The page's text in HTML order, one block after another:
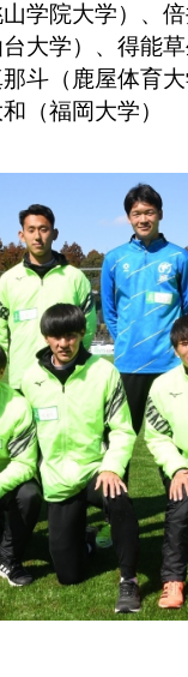
学院大学）、
大学）、得能
斗（鹿屋体育
（福岡大学）